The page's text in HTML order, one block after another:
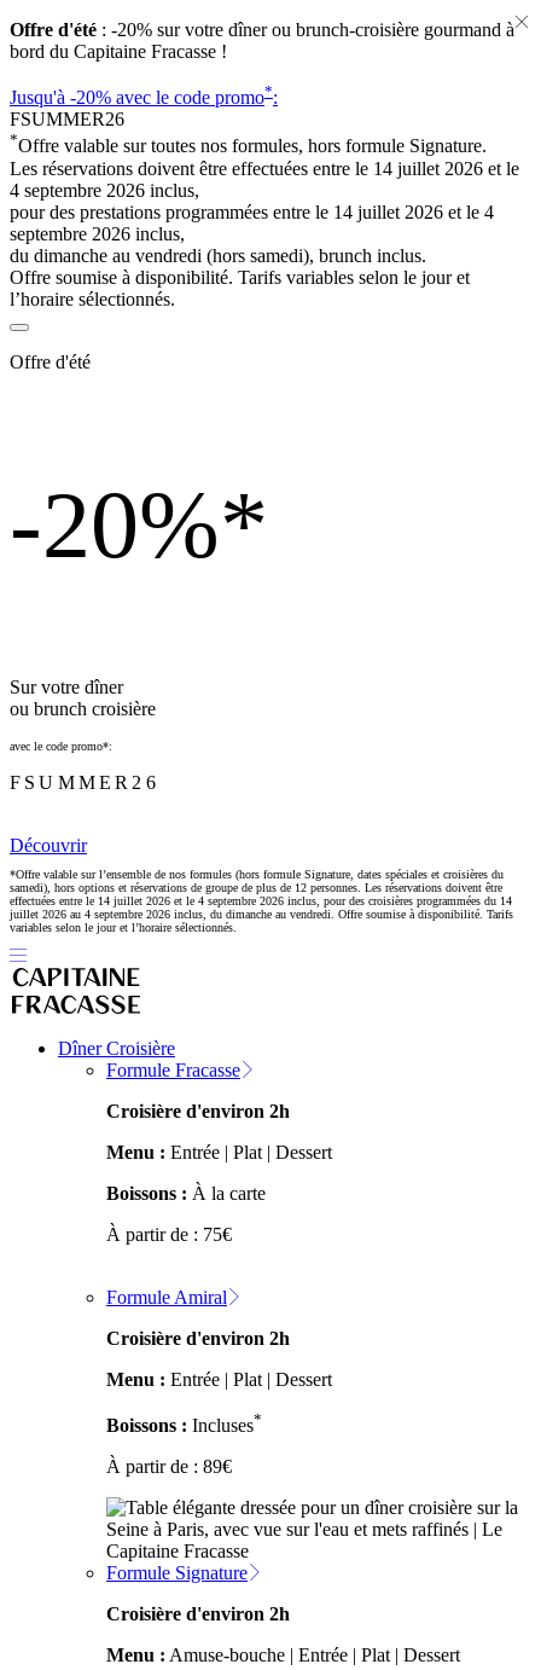
Offre d'été : -20% sur votre dîner ou brunch-croisière gourmand à
bord du Capitaine Fracasse !
Jusqu'à -20% avec le code promo*:
FSUMMER26
*Offre valable sur toutes nos formules, hors formule Signature.
Les réservations doivent être effectuées entre le 14 juillet 2026 et le
4 septembre 2026 inclus,
pour des prestations programmées entre le 14 juillet 2026 et le 4
septembre 2026 inclus,
du dimanche au vendredi (hors samedi), brunch inclus.
Offre soumise à disponibilité. Tarifs variables selon le jour et
l’horaire sélectionnés.
Offre d'été
-20%*
Sur votre dîner
ou brunch croisière
avec le code promo*:
FSUMMER26
Découvrir
*Offre valable sur l’ensemble de nos formules (hors formule Signature, dates spéciales et croisières du
samedi), hors options et réservations de groupe de plus de 12 personnes. Les réservations doivent être
effectuées entre le 14 juillet 2026 et le 4 septembre 2026 inclus, pour des croisières programmées du 14
juillet 2026 au 4 septembre 2026 inclus, du dimanche au vendredi. Offre soumise à disponibilité. Tarifs
variables selon le jour et l’horaire sélectionnés.
Dîner Croisière
Formule Fracasse
Croisière d'environ 2h
Menu : Entrée | Plat | Dessert
Boissons : À la carte
À partir de : 75€
Formule Amiral
Croisière d'environ 2h
Menu : Entrée | Plat | Dessert
Boissons : Incluses*
À partir de : 89€
Formule Signature
Croisière d'environ 2h
Menu : Amuse-bouche | Entrée | Plat | Dessert